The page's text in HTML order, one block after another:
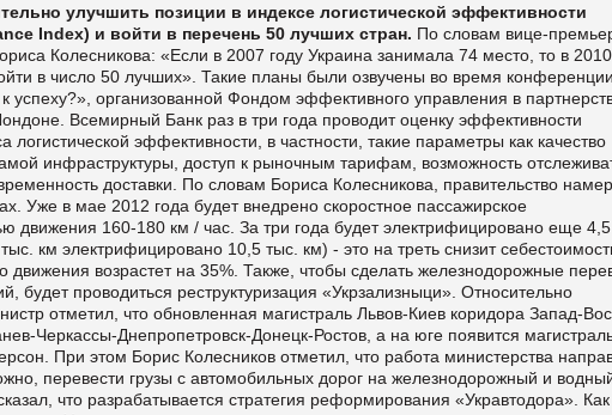
улучшить позиции в индексе логистической эффективности
Index) и войти в перечень 50 лучших стран. По словам вице-
Колесникова: «Если в 2007 году Украина занимала 74 место, то в
в число 50 лучших». Такие планы были озвучены во время конференции
успеху?», организованной Фондом эффективного управления в
Всемирный Банк раз в три года проводит оценку эффективности
логистической эффективности, в частности, такие параметры как качество
инфраструктуры, доступ к рыночным тарифам, возможность
доставки.
По словам Бориса Колесникова, правительство
Уже в мае 2012 года будет внедрено скоростное пассажирское
движения 160-180 км / час. За три года будет электрифицировано еще 4,5
км электрифицировано 10,5 тыс. км) - это на треть снизит
движения возрастет на 35%. Также, чтобы сделать железнодорожные
будет проводиться реструктуризация «Укрзализныци». Относительно
отметил, что обновленная магистраль Львов-Киев коридора Запад-
Черкассы-Днепропетровск-Донецк-Ростов, а на юге появится
При этом Борис Колесников отметил, что работа министерства
перевести грузы с автомобильных дорог на железнодорожный и
что разрабатывается стратегия реформирования «Укравтодора». Как